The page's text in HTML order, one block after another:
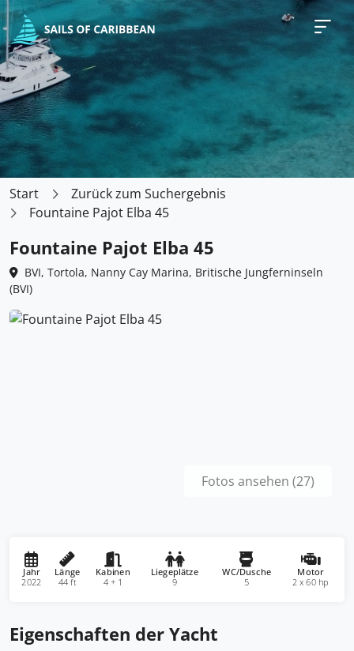
Start
Zurück zum Suchergebnis
Fountaine Pajot Elba 45
Fountaine Pajot Elba 45
BVI, Tortola, Nanny Cay Marina, Britische Jungferninseln
(BVI)
Fotos ansehen (27)
Jahr
2022
Länge
44 ft
Kabinen
4 + 1
Liegeplätze
9
WC/Dusche
5
Motor
2 x 60 hp
Eigenschaften der Yacht